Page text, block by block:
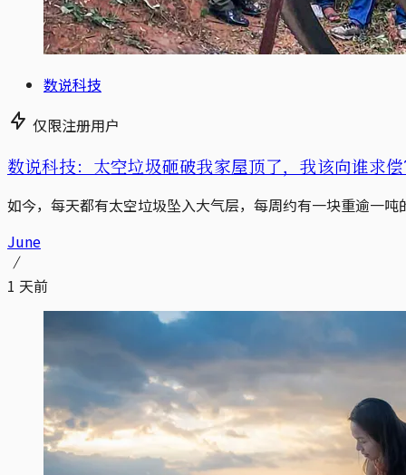
数说科技
仅限注册用户
数说科技：太空垃圾砸破我家屋顶了，我该向谁求
如今，每天都有太空垃圾坠入大气层，每周约有一块重逾一吨
June
1 天前